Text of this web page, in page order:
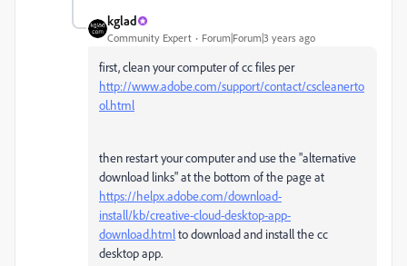
kglad
Community Expert Forum|Forum|3 years ago
first, clean your computer of cc files per
http://www.adobe.com/support/contact/cscleanerto
ol.html
then restart your computer and use the "alternative
download links" at the bottom of the page at
https://helpx.adobe.com/download-
install/kb/creative-cloud-desktop-app-
download.htmlto download and install the cc
desktop app.